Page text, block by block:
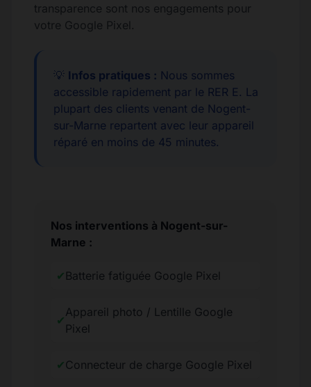
transparence sont nos engagements pour
votre Google Pixel.
💡 Infos pratiques : Nous sommes
accessible rapidement par le RER E. La
plupart des clients venant de Nogent-
sur-Marne repartent avec leur appareil
réparé en moins de 45 minutes.
Nos interventions à Nogent-sur-
Marne :
✔ Batterie fatiguée Google Pixel
✔
Appareil photo / Lentille Google
Pixel
✔Connecteur de charge Google Pixel